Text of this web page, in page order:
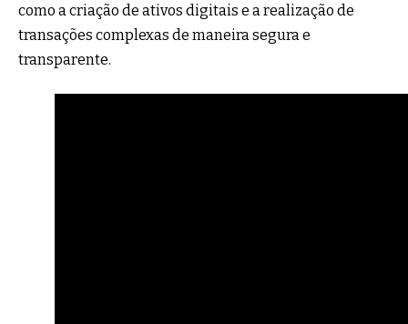
como a criação de ativos digitais e a realização de
transações complexas de maneira segura e
transparente.